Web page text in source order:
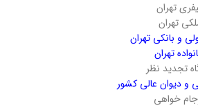
تهران
تهران
و بانکی تهران
تهران
تجدید نظر
و دیوان عالی کشور
خواهی